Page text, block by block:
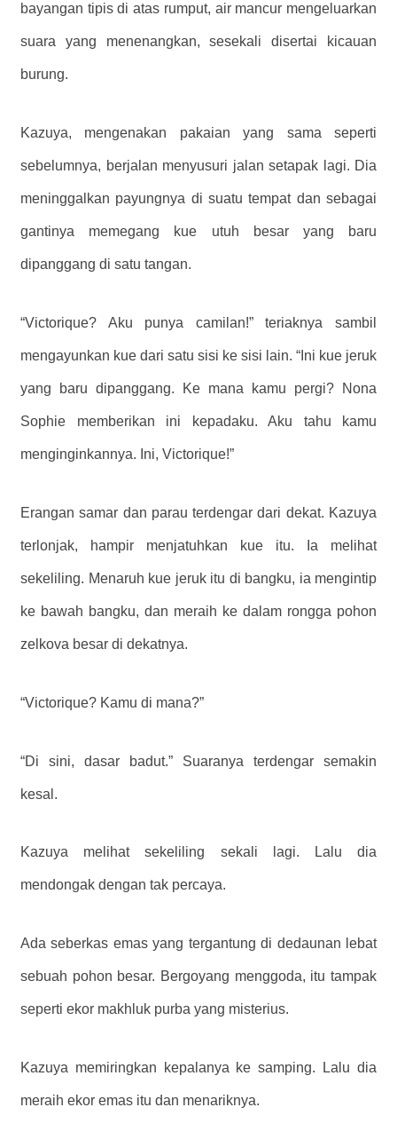
bayangan tipis di atas rumput, air mancur mengeluarkan
suara yang menenangkan, sesekali disertai kicauan
burung.
Kazuya, mengenakan pakaian yang sama seperti
sebelumnya, berjalan menyusuri jalan setapak lagi. Dia
meninggalkan payungnya di suatu tempat dan sebagai
gantinya memegang kue utuh besar yang baru
dipanggang di satu tangan.
“Victorique? Aku punya camilan!” teriaknya sambil
mengayunkan kue dari satu sisi ke sisi lain. “Ini kue jeruk
yang baru dipanggang. Ke mana kamu pergi? Nona
Sophie memberikan ini kepadaku. Aku tahu kamu
menginginkannya. Ini, Victorique!”
Erangan samar dan parau terdengar dari dekat. Kazuya
terlonjak, hampir menjatuhkan kue itu. Ia melihat
sekeliling. Menaruh kue jeruk itu di bangku, ia mengintip
ke bawah bangku, dan meraih ke dalam rongga pohon
zelkova besar di dekatnya.
“Victorique? Kamu di mana?”
“Di sini, dasar badut.” Suaranya terdengar semakin
kesal.
Kazuya melihat sekeliling sekali lagi. Lalu dia
mendongak dengan tak percaya.
Ada seberkas emas yang tergantung di dedaunan lebat
sebuah pohon besar. Bergoyang menggoda, itu tampak
seperti ekor makhluk purba yang misterius.
Kazuya memiringkan kepalanya ke samping. Lalu dia
meraih ekor emas itu dan menariknya.